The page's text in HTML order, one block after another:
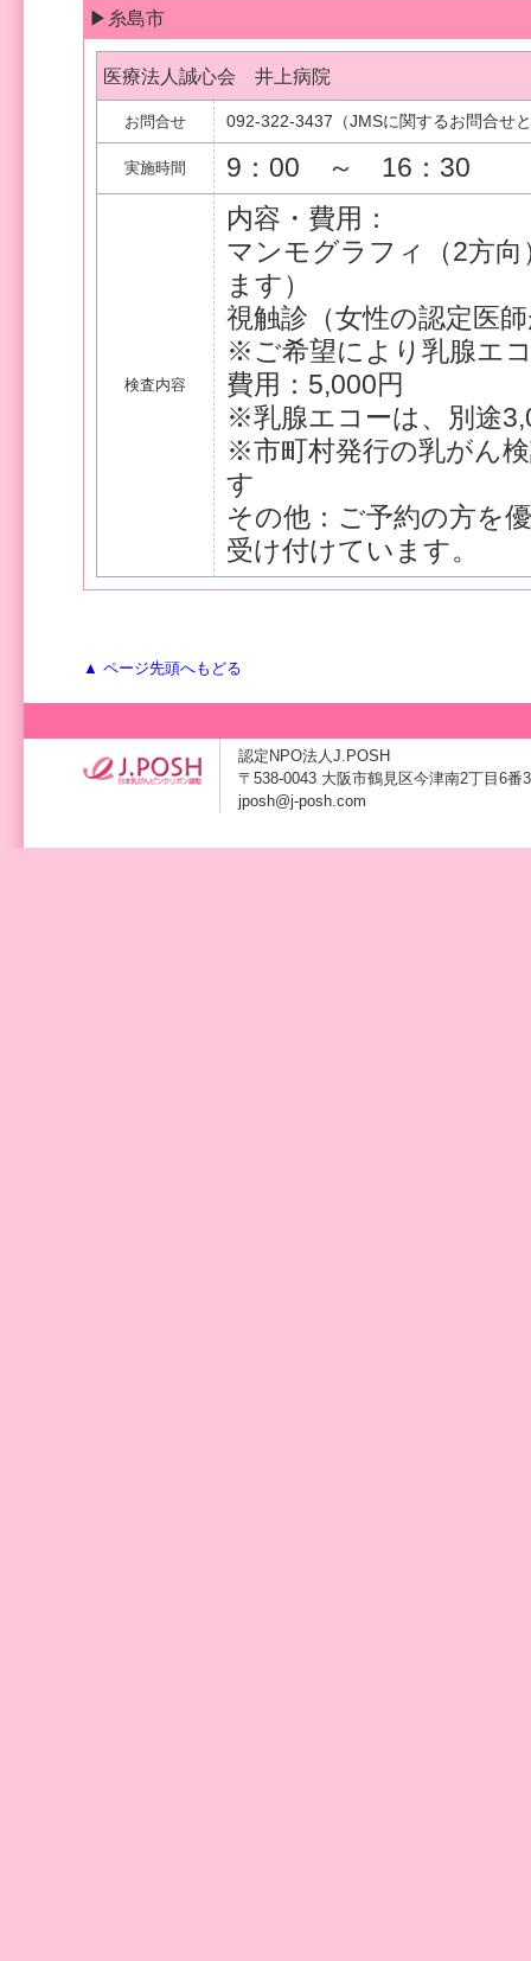
▶糸島市
医療法人誠心会 井上病院
お問合せ 092-322-3437（JMSに関するお問合せ
実施時間 9：00 ～ 16：30
検査内容
内容・費用：
マンモグラフィ（2方
ます）
視触診（女性の認定医
※ご希望により乳腺エ
費用：5,000円
※乳腺エコーは、別途
※市町村発行の乳がん
す
その他：ご予約の方を
受け付けています。
▲ ページ先頭へもどる
認定NPO法人J.POSH
〒538-0043 大阪市鶴見区今津南2丁目6
jposh@j-posh.com